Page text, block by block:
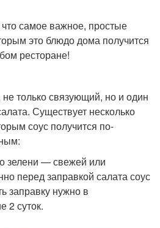
самое важное, простые
это блюдо дома получится
ресторане!
не только связующий, но и один
Существует несколько
соус получится по-
зелени — свежей или
перед заправкой салата соус
заправку нужно в
2 суток.